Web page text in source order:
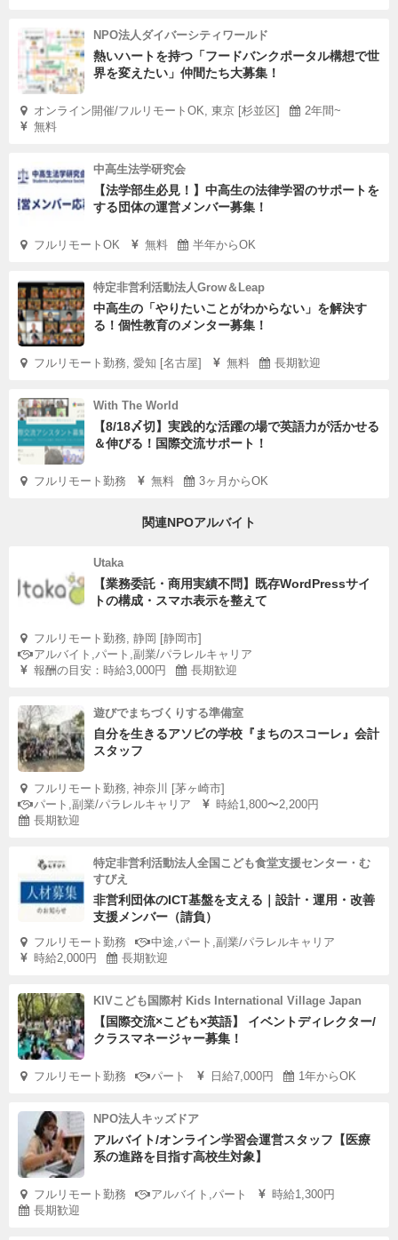
NPO法人ダイバーシティワールド
熱いハートを持つ「フードバンクポータル構想で世
界を変えたい」仲間たち大募集！
オンライン開催/フルリモートOK, 東京 [杉並区]
2年間~
無料
中高生法学研究会
【法学部生必見！】中高生の法律学習のサポートを
する団体の運営メンバー募集！
フルリモートOK 無料 半年からOK
特定非営利活動法人Grow＆Leap
中高生の「やりたいことがわからない」を解決す
る！個性教育のメンター募集！
フルリモート勤務, 愛知 [名古屋] 無料 長期歓迎
With The World
【8/18〆切】実践的な活躍の場で英語力が活かせる
＆伸びる！国際交流サポート！
フルリモート勤務 無料 3ヶ月からOK
関連NPOアルバイト
Utaka
【業務委託・商用実績不問】既存WordPressサイ
トの構成・スマホ表示を整えて
フルリモート勤務, 静岡 [静岡市]
アルバイト,パート,副業/パラレルキャリア
報酬の目安：時給3,000円
長期歓迎
遊びでまちづくりする準備室
自分を生きるアソビの学校『まちのスコーレ』会計
スタッフ
フルリモート勤務, 神奈川 [茅ヶ崎市]
パート,副業/パラレルキャリア
時給1,800〜2,200円
長期歓迎
特定非営利活動法人全国こども食堂支援センター・む
すびえ
非営利団体のICT基盤を支える｜設計・運用・改善
支援メンバー（請負）
フルリモート勤務
中途,パート,副業/パラレルキャリア
時給2,000円
長期歓迎
KIVこども国際村 Kids International Village Japan
【国際交流×こども×英語】 イベントディレクター/
クラスマネージャー募集！
フルリモート勤務 パート 日給7,000円 1年からOK
NPO法人キッズドア
アルバイト/オンライン学習会運営スタッフ【医療
系の進路を目指す高校生対象】
フルリモート勤務 アルバイト,パート
時給1,300円
長期歓迎